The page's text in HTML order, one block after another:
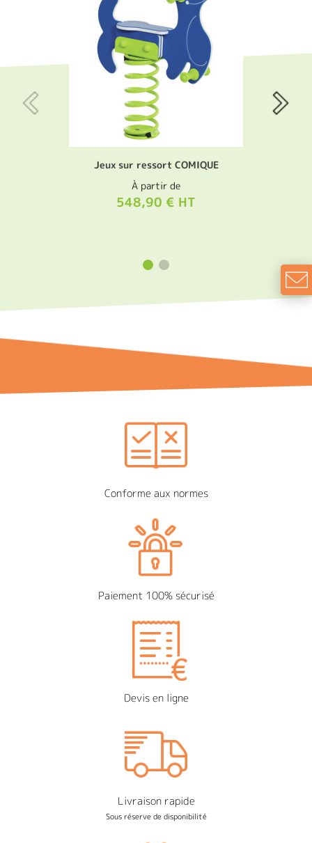
Jeux sur ressort COMIQUE
À partir de
548,90 € HT
Conforme aux normes
Paiement 100% sécurisé
Devis en ligne
Livraison rapide
Sous réserve de disponibilité